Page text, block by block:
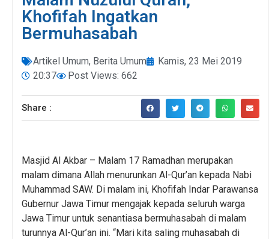
Khofifah Ingatkan
Bermuhasabah
Artikel Umum, Berita Umum
Kamis, 23 Mei 2019
20:37
Post Views: 662
Share :
Masjid Al Akbar – Malam 17 Ramadhan merupakan
malam dimana Allah menurunkan Al-Qur’an kepada Nabi
Muhammad SAW. Di malam ini, Khofifah Indar Parawansa
Gubernur Jawa Timur mengajak kepada seluruh warga
Jawa Timur untuk senantiasa bermuhasabah di malam
turunnya Al-Qur’an ini. “Mari kita saling muhasabah di